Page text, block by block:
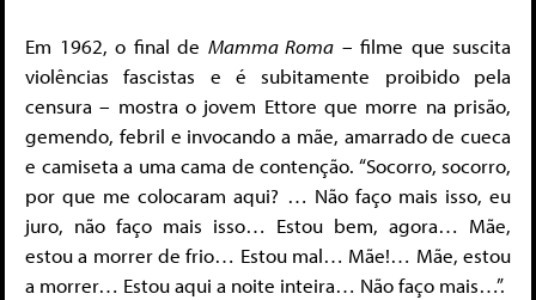
Em 1962, o final de Mamma Roma – filme que suscita
violências fascistas e é subitamente proibido pela
censura – mostra o jovem Ettore que morre na prisão,
gemendo, febril e invocando a mãe, amarrado de cueca
e camiseta a uma cama de contenção. “Socorro, socorro,
por que me colocaram aqui? … Não faço mais isso, eu
juro, não faço mais isso… Estou bem, agora… Mãe,
estou a morrer de frio… Estou mal… Mãe!… Mãe, estou
a morrer… Estou aqui a noite inteira… Não faço mais…”.